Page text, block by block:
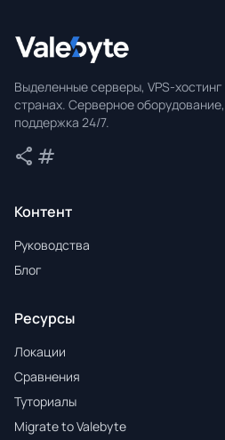
Выделенные серверы, VPS-
странах. Серверное
поддержка 24/7.
share Поделиться
tag
Контент
Руководства
Блог
Ресурсы
Локации
Сравнения
Туториалы
Migrate to Valebyte